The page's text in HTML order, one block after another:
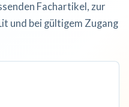
Fachartikel, zur
und bei gültigem Zugang